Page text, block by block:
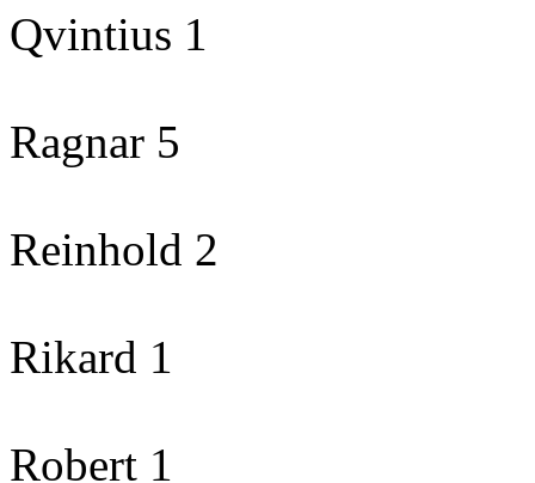
Qvintius 1
Ragnar 5
Reinhold 2
Rikard 1
Robert 1